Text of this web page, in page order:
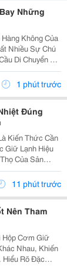
Những
Không Của
Nhiều Sự Chú
Di Chuyển Và
Mạng Lưới Bay,
Tỉnh Thành...
1 phút trước
Đúng
Kiến Thức Cần
Giữ Lạnh Hiệu
Của Sản
Chia Sẻ Cách Vệ
Đúng Mỗi...
11 phút trước
Nên Tham
Hộp Cơm Giữ
Nhau, Khiến
Rõ Đặc